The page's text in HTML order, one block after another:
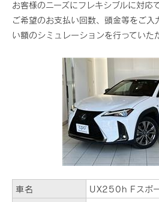
お客様のニーズにフレキシブルに対応
ご希望のお支払い回数、頭金等をご入
い額のシミュレーションを行っていた
車名
UX250h Fスポ